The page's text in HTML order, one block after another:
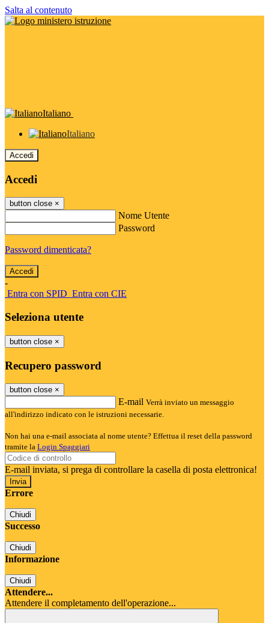
Salta al contenuto
Italiano
Italiano
Accedi
Accedi
button close ×
Nome Utente
Password
Password dimenticata?
-
Entra con SPID Entra con CIE
Seleziona utente
button close ×
Recupero password
button close ×
E-mail Verrà inviato un messaggio
all'indirizzo indicato con le istruzioni necessarie.
Non hai una e-mail associata al nome utente? Effettua il reset della password
tramite la Login Spaggiari
E-mail inviata, si prega di controllare la casella di posta elettronica!
Errore
Chiudi
Successo
Chiudi
Informazione
Chiudi
Attendere...
Attendere il completamento dell'operazione...